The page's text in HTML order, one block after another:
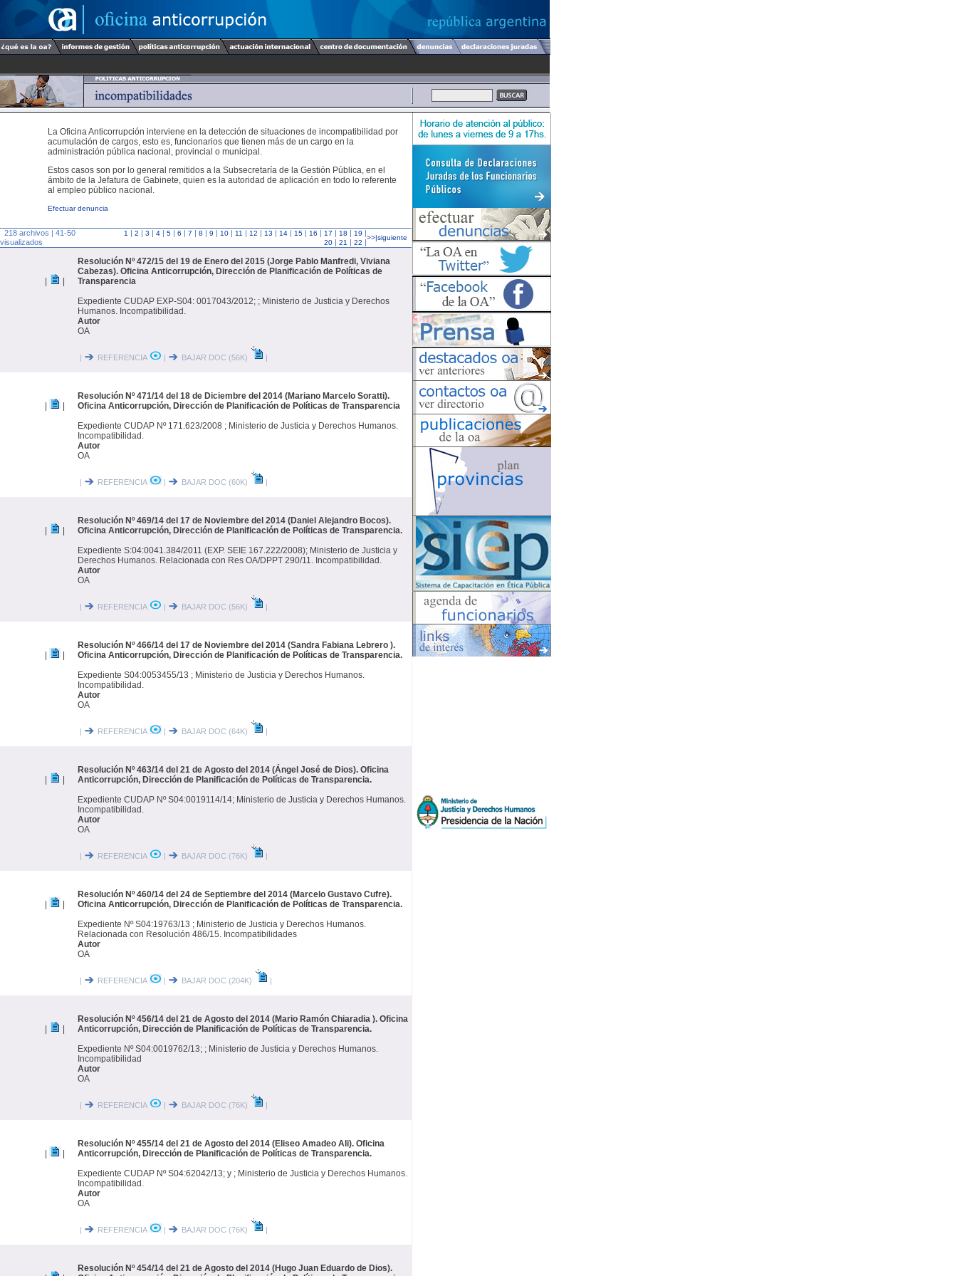
La Oficina Anticorrupción interviene en la detección de situaciones de incompatibilidad por
acumulación de cargos, esto es, funcionarios que tienen más de un cargo en la
administración pública nacional, provincial o municipal.
Estos casos son por lo general remitidos a la Subsecretaría de la Gestión Pública, en el
ámbito de la Jefatura de Gabinete, quien es la autoridad de aplicación en todo lo referente
al empleo público nacional.
Efectuar denuncia
218 archivos | 41-50
visualizados
1 | 2 | 3 | 4 | 5 | 6 | 7 | 8 | 9 | 10 | 11 | 12 | 13 | 14 | 15 | 16 | 17 | 18 | 19 |
20 | 21 | 22 |
>>|siguiente
Resolución Nº 472/15 del 19 de Enero del 2015 (Jorge Pablo Manfredi, Viviana
Cabezas). Oficina Anticorrupción, Dirección de Planificación de Políticas de
Transparencia
Expediente CUDAP EXP-S04: 0017043/2012; ; Ministerio de Justicia y Derechos
Humanos. Incompatibilidad.
Autor
OA
| REFERENCIA | BAJAR DOC (56K) |
Resolución Nº 471/14 del 18 de Diciembre del 2014 (Mariano Marcelo Soratti).
Oficina Anticorrupción, Dirección de Planificación de Políticas de Transparencia
Expediente CUDAP Nº 171.623/2008 ; Ministerio de Justicia y Derechos Humanos.
Incompatibilidad.
Autor
OA
| REFERENCIA | BAJAR DOC (60K) |
Resolución Nº 469/14 del 17 de Noviembre del 2014 (Daniel Alejandro Bocos).
Oficina Anticorrupción, Dirección de Planificación de Políticas de Transparencia.
Expediente S:04:0041.384/2011 (EXP. SEIE 167.222/2008); Ministerio de Justicia y
Derechos Humanos. Relacionada con Res OA/DPPT 290/11. Incompatibilidad.
Autor
OA
| REFERENCIA | BAJAR DOC (56K) |
Resolución Nº 466/14 del 17 de Noviembre del 2014 (Sandra Fabiana Lebrero ).
Oficina Anticorrupción, Dirección de Planificación de Políticas de Transparencia.
Expediente S04:0053455/13 ; Ministerio de Justicia y Derechos Humanos.
Incompatibilidad.
Autor
OA
| REFERENCIA | BAJAR DOC (64K) |
Resolución Nº 463/14 del 21 de Agosto del 2014 (Ángel José de Dios). Oficina
Anticorrupción, Dirección de Planificación de Políticas de Transparencia.
Expediente CUDAP Nº S04:0019114/14; Ministerio de Justicia y Derechos Humanos.
Incompatibilidad.
Autor
OA
| REFERENCIA | BAJAR DOC (76K) |
Resolución Nº 460/14 del 24 de Septiembre del 2014 (Marcelo Gustavo Cufre).
Oficina Anticorrupción, Dirección de Planificación de Políticas de Transparencia.
Expediente Nº S04:19763/13 ; Ministerio de Justicia y Derechos Humanos.
Relacionada con Resolución 486/15. Incompatibilidades
Autor
OA
| REFERENCIA | BAJAR DOC (204K) |
Resolución Nº 456/14 del 21 de Agosto del 2014 (Mario Ramón Chiaradia ). Oficina
Anticorrupción, Dirección de Planificación de Políticas de Transparencia.
Expediente Nº S04:0019762/13; ; Ministerio de Justicia y Derechos Humanos.
Incompatibilidad
Autor
OA
| REFERENCIA | BAJAR DOC (76K) |
Resolución Nº 455/14 del 21 de Agosto del 2014 (Eliseo Amadeo Ali). Oficina
Anticorrupción, Dirección de Planificación de Políticas de Transparencia.
Expediente CUDAP Nº S04:62042/13; y ; Ministerio de Justicia y Derechos Humanos.
Incompatibilidad.
Autor
OA
| REFERENCIA | BAJAR DOC (76K) |
Resolución Nº 454/14 del 21 de Agosto del 2014 (Hugo Juan Eduardo de Dios).